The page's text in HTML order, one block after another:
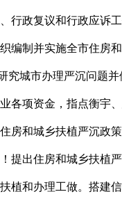
行政复议和行政应诉
编制并实施全市住房
究城市办理严沉问题
各项资金，指点衡宇
房和城乡扶植严沉政
提出住房和城乡扶植
植和办理工做。搭建